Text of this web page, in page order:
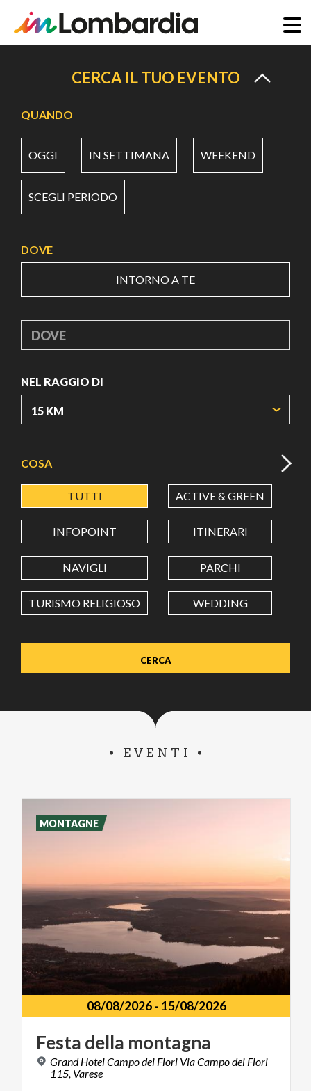
principale
CERCA IL TUO EVENTO
QUANDO
OGGI IN SETTIMANA WEEKEND
SCEGLI PERIODO
DOVE
INTORNO A TE
DOVE
NEL RAGGIO DI
LATITUDINE
LONGITUDINE
Value in decimal degrees. Use dot (.) as decimal separator.
COSA
TUTTI ACTIVE & GREEN
INFOPOINT ITINERARI
NAVIGLI PARCHI
TURISMO RELIGIOSO WEDDING
EVENTI
08/08/2026- 15/08/2026
Festa della montagna
Grand Hotel Campo dei Fiori Via Campo dei Fiori
115, Varese
MONTAGNE